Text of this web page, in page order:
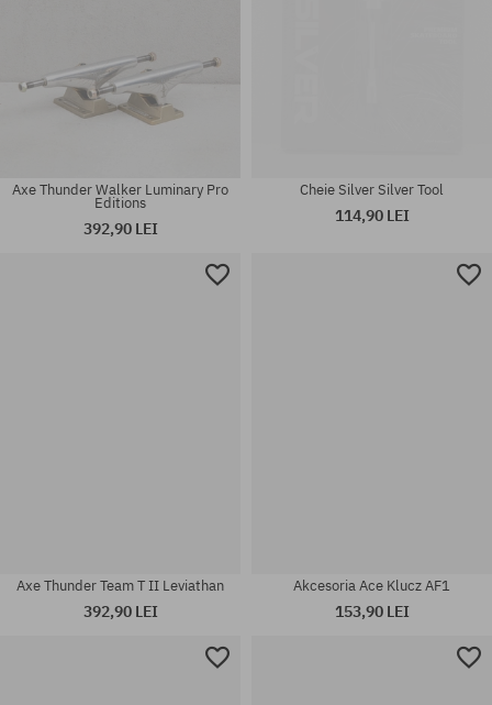
Axe Thunder Walker Luminary Pro
Editions
392,90 LEI
Cheie Silver Silver Tool
114,90 LEI
Axe Thunder Team T II Leviathan
392,90 LEI
Akcesoria Ace Klucz AF1
153,90 LEI